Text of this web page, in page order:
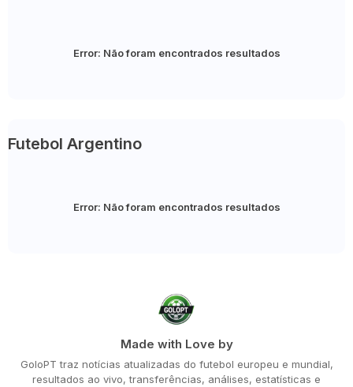
Error: Não foram encontrados resultados
Futebol Argentino
Error: Não foram encontrados resultados
Made with Love by
GoloPT traz notícias atualizadas do futebol europeu e mundial,
resultados ao vivo, transferências, análises, estatísticas e